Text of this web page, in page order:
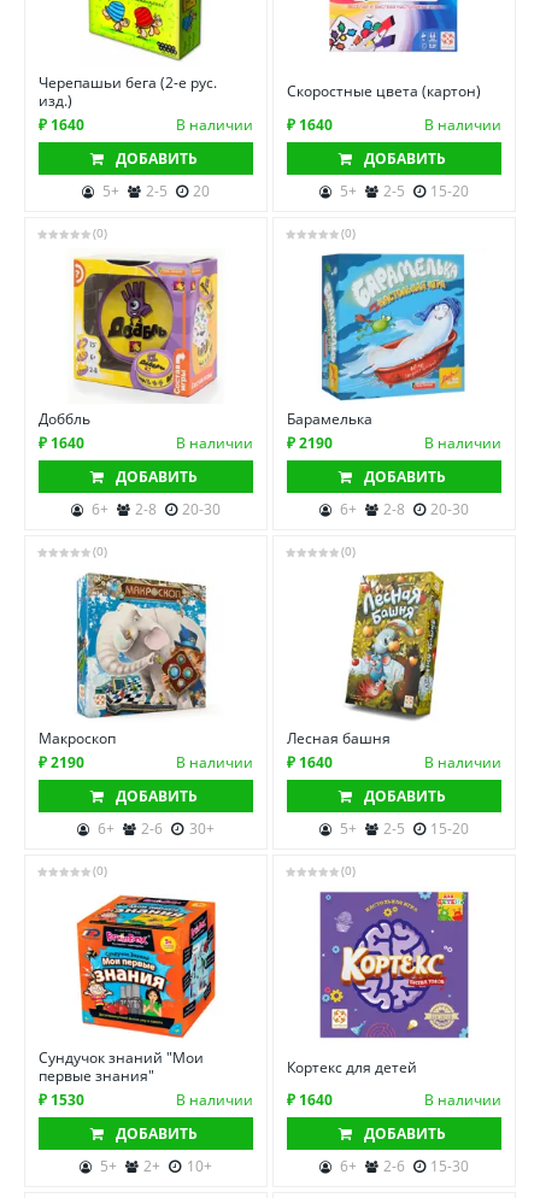
Черепашьи бега (2-е рус.
изд.)
₽ 1640
В наличии
ДОБАВИТЬ
5+
2-5 20
Скоростные цвета (картон)
₽ 1640
В наличии
ДОБАВИТЬ
5+
2-5 15-20
(0)
Доббль
₽ 1640
В наличии
ДОБАВИТЬ
6+
2-8 20-30
(0)
Барамелька
₽ 2190
В наличии
ДОБАВИТЬ
6+
2-8 20-30
(0)
Макроскоп
₽ 2190
В наличии
ДОБАВИТЬ
6+
2-6 30+
(0)
Лесная башня
₽ 1640
В наличии
ДОБАВИТЬ
5+
2-5 15-20
(0)
Сундучок знаний "Мои
первые знания"
₽ 1530
В наличии
ДОБАВИТЬ
5+
2+ 10+
(0)
Кортекс для детей
₽ 1640
В наличии
ДОБАВИТЬ
6+
2-6 15-30